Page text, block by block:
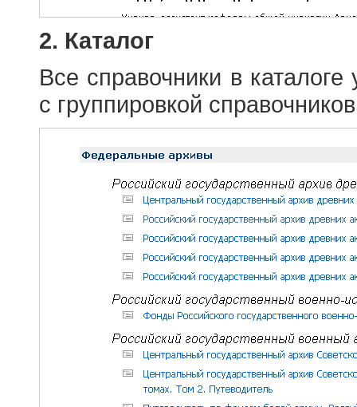
2. Каталог
Все справочники в
с группировкой